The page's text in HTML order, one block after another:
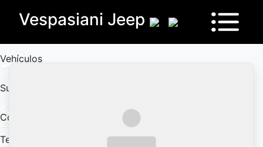
Vespasiani Jeep
Vehículos
Sucursales
Contactanos
Test